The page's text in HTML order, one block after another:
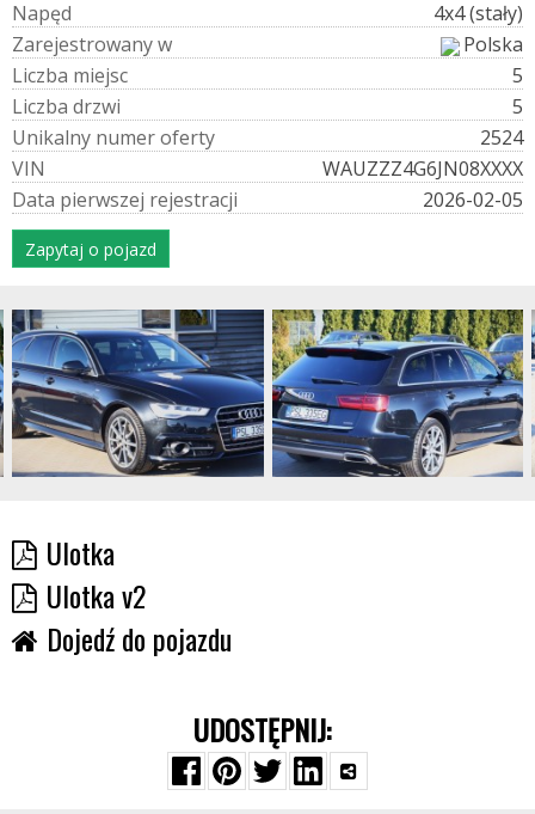
Napęd
4x4 (stały)
Zarejestrowanyw
Polska
Liczba miejsc
5
Liczba drzwi
5
Unikalny numeroferty
2524
VIN
WAUZZZ4G6JN08XXXX
Data pierwszej rejestracji 2026-02-05
Zapytaj o pojazd
Ulotka
Ulotka v2
Dojedź do pojazdu
UDOSTĘPNIJ: